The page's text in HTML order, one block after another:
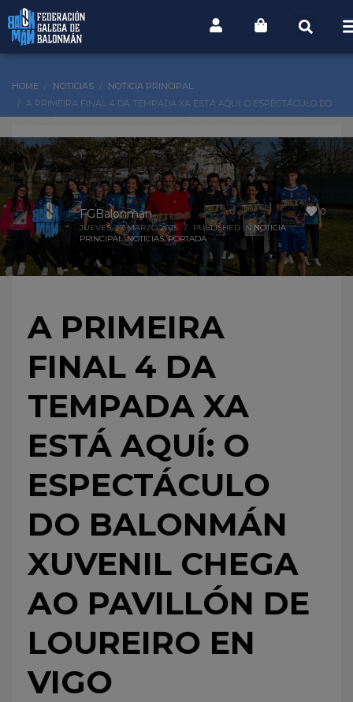
HOME NOTICIAS
NOTICIA PRINCIPAL
A PRIMEIRA FINAL 4 DA TEMPADA XA ESTÁ AQUÍ: O ESPECTÁCULO DO
0
FGBalonmán
JUEVES, 27 MARZO 2025 / PUBLISHED INNOTICIA
PRINCIPAL,NOTICIAS,PORTADA
A PRIMEIRA
FINAL 4 DA
TEMPADA XA
ESTÁ AQUÍ: O
ESPECTÁCULO
DO BALONMÁN
XUVENIL CHEGA
AO PAVILLÓN DE
LOUREIRO EN
VIGO